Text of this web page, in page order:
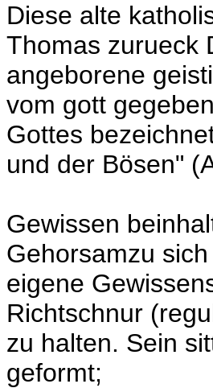
Diese alte
Thomas zurueck
angeborene
vom gott
Gottes
und der Bösen"
Gewissen
Gehorsamzu
eigene
Richtschnur
zu halten. Sein
geformt;